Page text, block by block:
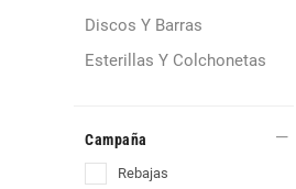
Discos Y Barras
Esterillas Y Colchonetas
Campaña
rebajas